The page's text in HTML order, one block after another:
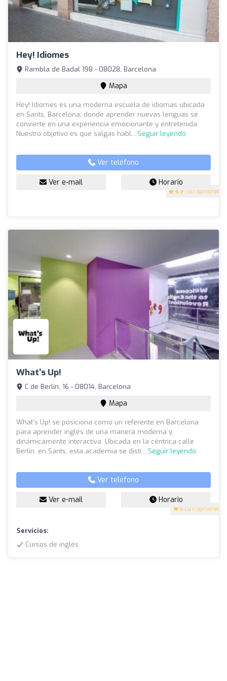
Hey! Idiomes
4.9 (133 opiniones)
Rambla de Badal 198 - 08028, Barcelona
Mapa
Hey! Idiomes es una moderna escuela de idiomas ubicada
en Sants, Barcelona, donde aprender nuevas lenguas se
convierte en una experiencia emocionante y entretenida.
Nuestro objetivo es que salgas habl... Seguir leyendo
Ver teléfono
Ver e-mail Horario
What's Up!
5 (128 opiniones)
C.de Berlín, 16 - 08014, Barcelona
Mapa
What's Up! se posiciona como un referente en Barcelona
para aprender inglés de una manera moderna y
dinámicamente interactiva. Ubicada en la céntrica calle
Berlín, en Sants, esta academia se disti... Seguir leyendo
Ver teléfono
Ver e-mail Horario
Servicios:
Cursos de inglés